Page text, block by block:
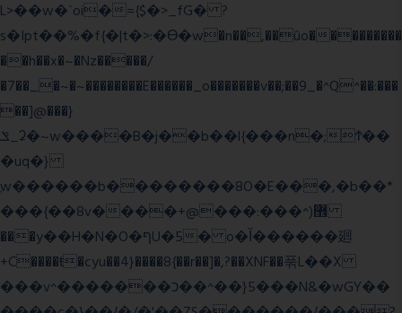
L>��w�ˋoi�={$�>_fG� ?
s�Ipt��%�f{�|t�>:�ϴ�w�n��,��ûo���������
��h��x�~�Nz�����/
�7��_�~�~��������E������_o�������v��;��9_�^Q^��:���
��]@���}
ݏ_ʡ�~w����B�j��b��l{���n�;Ϯ��
�uq�}
ֲw������b��������8O�E���,�b��*
���{��8v����+@���:���^)޾
���y��H�N�O�ףU�5� o�Ȉ������廻
+C����ŧ�cyu��4}����8{��r��]�,?��XNF��푺L��X
���v^�������כ��^��}5���N&�wGY��